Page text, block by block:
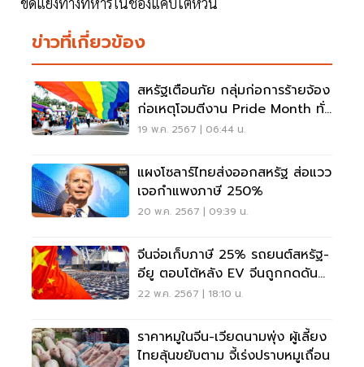
ข่าวที่เกี่ยวข้อง
สหรัฐเตือนภัย กลุ่มก่อการร้ายจ้อง
ก่อเหตุโจมตีงาน Pride Month ทั่ว
โลก
19 พ.ค. 2567 | 06:44 น.
แผงโซลาร์ไทยส่งออกสหรัฐ ส่อแวว
เจอกำแพงภาษี 250%
20 พ.ค. 2567 | 09:39 น.
จีนจ่อเก็บภาษี 25% รถยนต์สหรัฐ-
อียู ตอบโต้หลัง EV จีนถูกกดดัน
หนัก
22 พ.ค. 2567 | 18:10 น.
ราคาหมูในจีน-เวียดนามพุ่ง ผู้เลี้ยง
ไทยลุ้นขยับตาม จี้เร่งปราบหมูเถื่อน